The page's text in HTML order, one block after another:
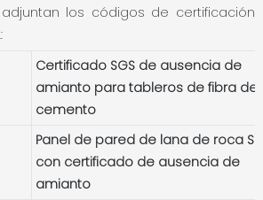
los códigos de certificación
Certificado SGS de ausencia de
amianto para tableros de fibra de
cemento
Panel de pared de lana de roca
con certificado de ausencia de
amianto